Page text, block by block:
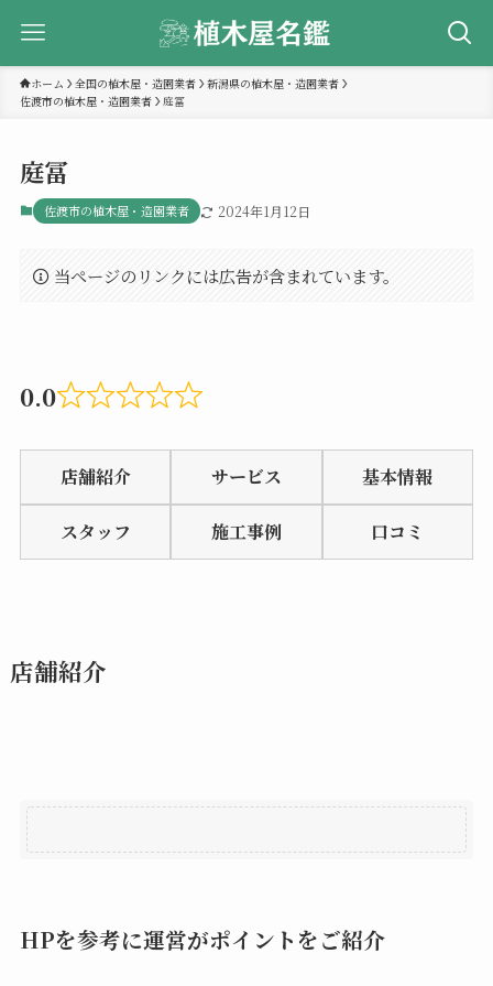
ホーム 全国の植木屋・造園業者
新潟県の植木屋・造園業者
佐渡市の植木屋・造園業者
庭冨
庭冨
佐渡市の植木屋・造園業者 2024年1月12日
当ページのリンクには広告が含まれています。
0.0
Rated
0.0
out
5
店舗紹介 サービス 基本情報
スタッフ 施工事例 口コミ
店舗紹介
HPを参考に運営がポイントをご紹介